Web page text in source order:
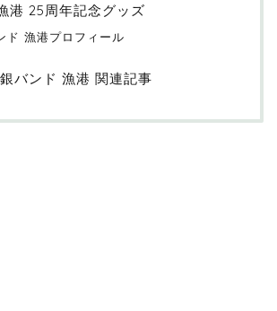
港 25周年記念グッズ
ド 漁港プロフィール
バンド 漁港 関連記事